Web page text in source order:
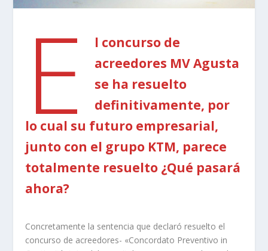
E
l concurso de
acreedores MV Agusta
se ha resuelto
definitivamente, por
lo cual su futuro empresarial,
junto con el grupo KTM, parece
totalmente resuelto ¿Qué pasará
ahora?
Concretamente la sentencia que declaró resuelto el
concurso de acreedores- «Concordato Preventivo in